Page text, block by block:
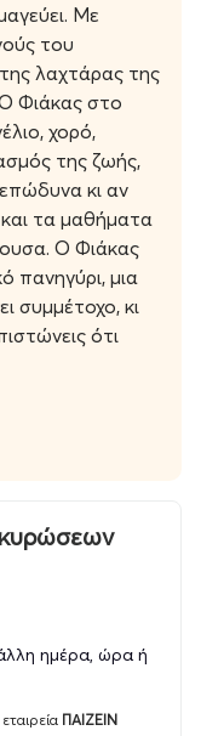
Με
του
λαχτάρας της
Φιάκας στο
χορό,
της ζωής,
κι αν
τα μαθήματα
Ο Φιάκας
πανηγύρι, μια
συμμέτοχο, κι
ότι
ημέρα, ώρα ή
ΠΑΙΖΕΙΝ